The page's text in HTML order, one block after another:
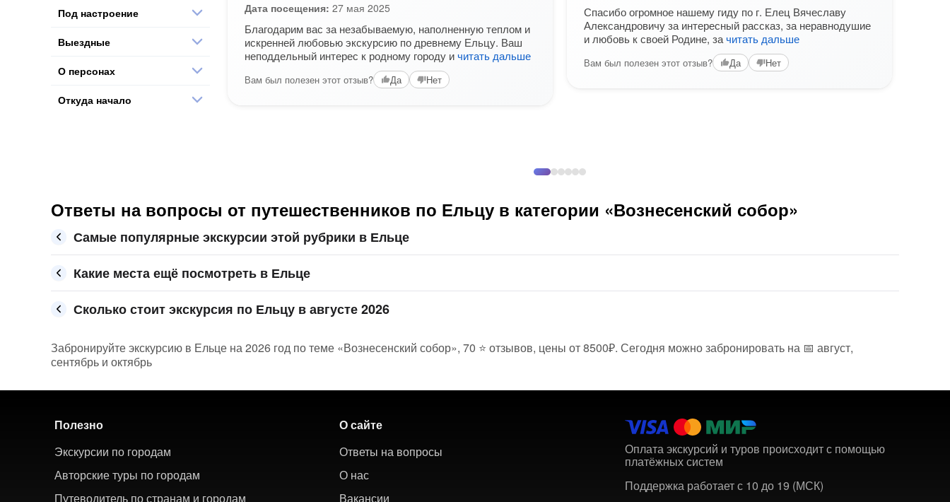
Дата посещения: 27 мая 2025
Благодарим вас за незабываемую, наполненную теплом и
искренней любовью экскурсию по древнему Ельцу. Ваш
неподдельный интерес к родному городу ичитать дальше
Вам был полезен этот отзыв? Да Нет
Спасибо огромное нашему гиду по г. Елец Вячеславу
Александровичу за интересный рассказ, за неравнодушие
и любовь к своей Родине, зачитать дальше
Вам был полезен этот отзыв? Да Нет
Под настроение
Выездные
О персонах
Откуда начало
Ответы на вопросы от путешественников по Ельцу в категории «Вознесенский собор»
Самые популярные экскурсии этой рубрики в Ельце
Какие места ещё посмотреть в Ельце
Сколько стоит экскурсия по Ельцу в августе 2026
Забронируйте экскурсию в Ельце на 2026 год по теме «Вознесенский собор», 70 ⭐ отзывов, цены от 8500₽. Сегодня можно забронировать на 📅 август,
сентябрь и октябрь
Полезно
Экскурсии по городам
Авторские туры по городам
Путеводитель по странам и городам
О сайте
Ответы на вопросы
О нас
Вакансии
Оплата экскурсий и туров происходит с помощью
платёжных систем
Поддержка работает с 10 до 19 (МСК)